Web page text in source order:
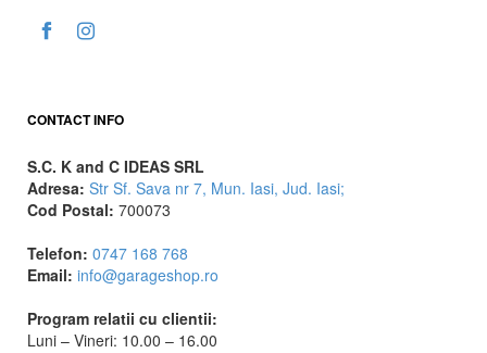
CONTACT INFO
S.C. K and C IDEAS SRL
Adresa: Str Sf. Sava nr 7, Mun. Iasi, Jud. Iasi;
Cod Postal: 700073
Telefon: 0747 168 768
Email: info@garageshop.ro
Program relatii cu clientii:
Luni – Vineri: 10.00 – 16.00